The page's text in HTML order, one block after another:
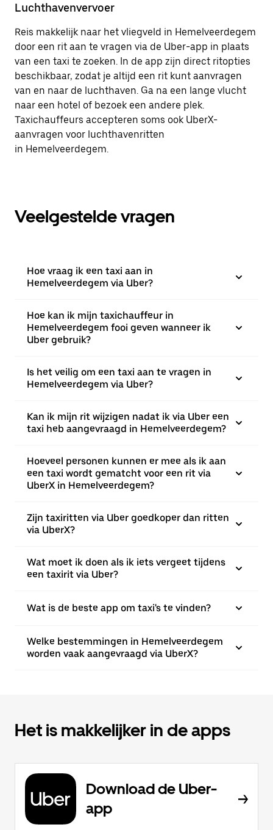
Luchthavenvervoer
Reis makkelijk naar het vliegveld in Hemelveerdegem
door een rit aan te vragen via de Uber-app in plaats
van een taxi te zoeken. In de app zijn direct ritopties
beschikbaar, zodat je altijd een rit kunt aanvragen
van en naar de luchthaven. Ga na een lange vlucht
naar een hotel of bezoek een andere plek.
Taxichauffeurs accepteren soms ook UberX-
aanvragen voor luchthavenritten
in Hemelveerdegem.
Veelgestelde vragen
Hoe vraag ik een taxi aan in
Hemelveerdegem via Uber?
Hoe kan ik mijn taxichauffeur in
Hemelveerdegem fooi geven wanneer ik
Uber gebruik?
Is het veilig om een taxi aan te vragen in
Hemelveerdegem via Uber?
Kan ik mijn rit wijzigen nadat ik via Uber een
taxi heb aangevraagd in Hemelveerdegem?
Hoeveel personen kunnen er mee als ik aan
een taxi wordt gematcht voor een rit via
UberX in Hemelveerdegem?
Zijn taxiritten via Uber goedkoper dan ritten
via UberX?
Wat moet ik doen als ik iets vergeet tijdens
een taxirit via Uber?
Wat is de beste app om taxi's te vinden?
Welke bestemmingen in Hemelveerdegem
worden vaak aangevraagd via UberX?
Het is makkelijker in de apps
Download de Uber-
app